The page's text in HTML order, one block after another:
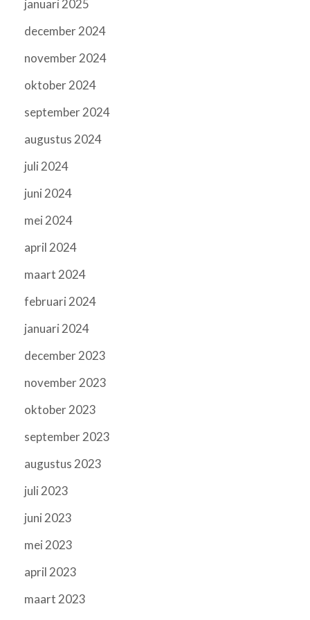
januari 2025
december 2024
november 2024
oktober 2024
september 2024
augustus 2024
juli 2024
juni 2024
mei 2024
april 2024
maart 2024
februari 2024
januari 2024
december 2023
november 2023
oktober 2023
september 2023
augustus 2023
juli 2023
juni 2023
mei 2023
april 2023
maart 2023